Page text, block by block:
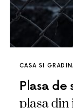
CASA SI
Plasa de
plasa din